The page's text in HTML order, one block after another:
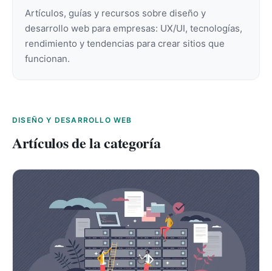
Artículos, guías y recursos sobre diseño y
desarrollo web para empresas: UX/UI, tecnologías,
rendimiento y tendencias para crear sitios que
funcionan.
DISEÑO Y DESARROLLO WEB
Artículos de la categoría